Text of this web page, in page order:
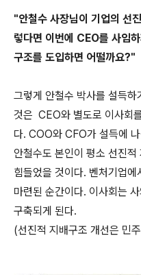
"안철수 사장님이 기업의 선
렇다면 이번에 CEO를 사임
구조를 도입하면 어떨까요?"
그렇게 안철수 박사를 설득
것은 CEO와 별도로 이사회
다. COO와 CFO가 설득에
안철수도 본인이 평소 선진적
힘들었을 것이다. 벤처기업
마련된 순간이다. 이사회는
구축되게 된다.
(선진적 지배구조 개선은 민